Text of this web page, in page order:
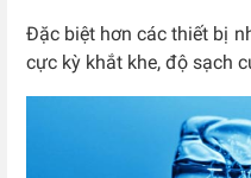
Đặc biệt hơn các thiết bị
cực kỳ khắt khe, độ sạch